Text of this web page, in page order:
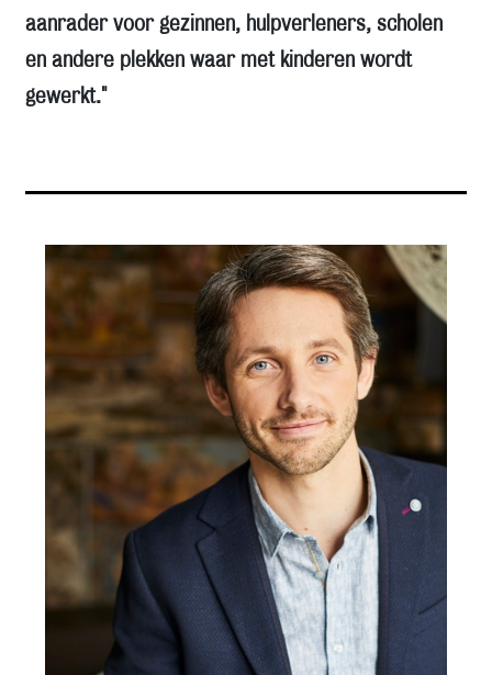
aanrader voor gezinnen, hulpverleners, scholen
en andere plekken waar met kinderen wordt
gewerkt."